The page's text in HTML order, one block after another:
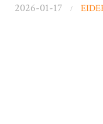
2026-01-17